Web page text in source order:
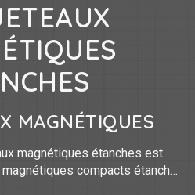
MAGNÉTIQUES
magnétiques étanches est
compacts étanche,